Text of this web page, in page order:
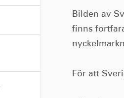
Bilden av
finns
För att